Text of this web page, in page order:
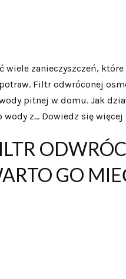
wiele zanieczyszczeń,
Filtr odwróconej
pitnej w domu. Jak
wody z… Dowiedz się więcej
GO